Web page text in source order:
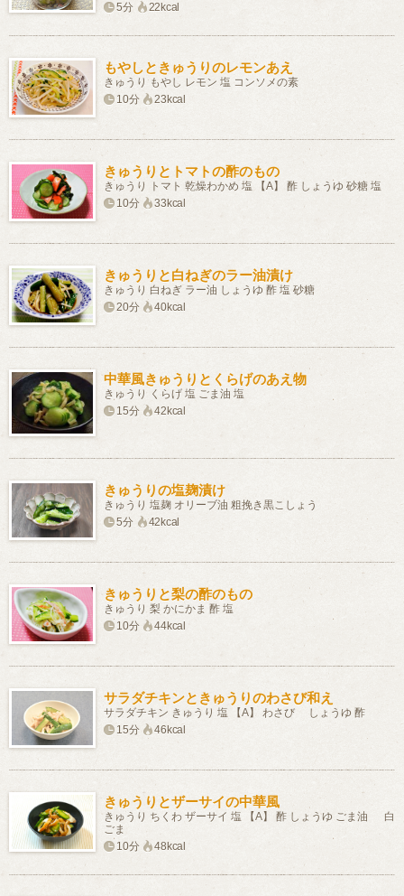
5分
22kcal
もやしときゅうりのレモンあえ
きゅうり もやし レモン 塩 コンソメの素
10分
23kcal
きゅうりとトマトの酢のもの
きゅうり トマト 乾燥わかめ 塩 【A】 酢 しょうゆ 砂糖 塩
10分
33kcal
きゅうりと白ねぎのラー油漬け
きゅうり 白ねぎ ラー油 しょうゆ 酢 塩 砂糖
20分
40kcal
中華風きゅうりとくらげのあえ物
きゅうり くらげ 塩 ごま油 塩
15分
42kcal
きゅうりの塩麹漬け
きゅうり 塩麹 オリーブ油 粗挽き黒こしょう
5分
42kcal
きゅうりと梨の酢のもの
きゅうり 梨 かにかま 酢 塩
10分
44kcal
サラダチキンときゅうりのわさび和え
サラダチキン きゅうり 塩 【A】 わさび しょうゆ 酢
15分
46kcal
きゅうりとザーサイの中華風
きゅうり ちくわ ザーサイ 塩 【A】 酢 しょうゆ ごま油 白
ごま
10分
48kcal